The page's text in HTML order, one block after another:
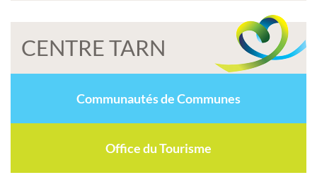
CENTRE TARN
Communautés de Communes
Office du Tourisme